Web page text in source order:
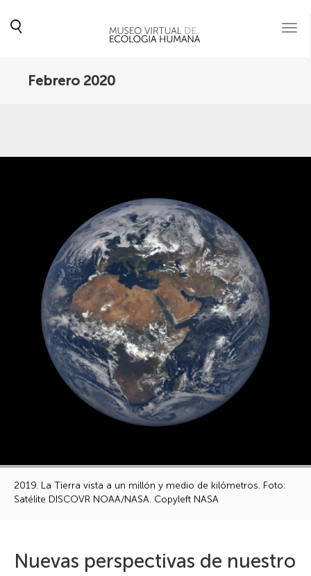
Febrero 2020
2019. La Tierra vista a un millón y medio de kilómetros. Foto:
Satélite DISCOVR NOAA/NASA. Copyleft NASA
Nuevas perspectivas de nuestro